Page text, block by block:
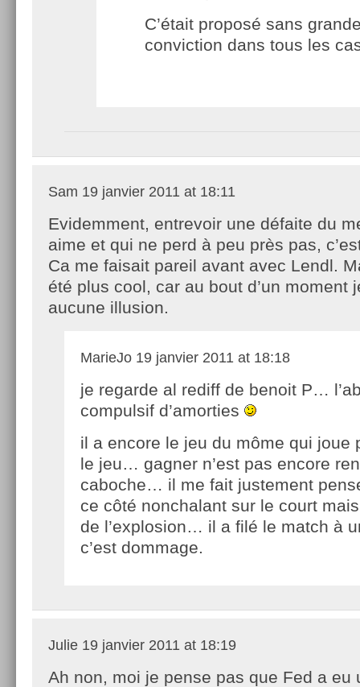
C’était proposé sans
conviction dans tous les
Sam 19 janvier 2011 at 18:11
Evidemment, entrevoir une défaite du
aime et qui ne perd à peu près pas,
Ca me faisait pareil avant avec Lendl.
été plus cool, car au bout d’un moment
aucune illusion.
MarieJo 19 janvier 2011 at 18:18
je regarde al rediff de benoit P…
compulsif d’amorties
il a encore le jeu du môme qui joue
le jeu… gagner n’est pas encore
caboche… il me fait justement
ce côté nonchalant sur le court
de l’explosion… il a filé le match à
c’est dommage.
Julie 19 janvier 2011 at 18:19
Ah non, moi je pense pas que Fed a eu